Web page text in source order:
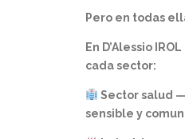
Pero en todas
En D’Alessio
cada sector:
Sector salud
sensible y